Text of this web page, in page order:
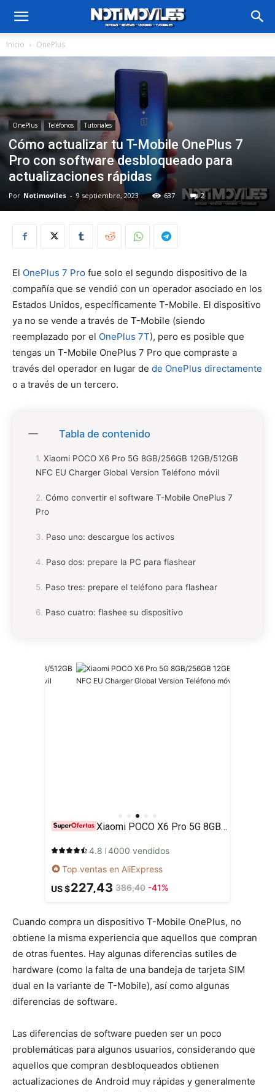
Inicio OnePlus
OnePlus Teléfonos Tutoriales
Cómo actualizar tu T-Mobile OnePlus 7
Pro con software desbloqueado para
actualizaciones rápidas
Por Notimoviles - 9 septiembre, 2023 637 2
El OnePlus 7 Pro fue solo el segundo dispositivo de la
compañía que se vendió con un operador asociado en los
Estados Unidos, específicamente T-Mobile. El dispositivo
ya no se vende a través de T-Mobile (siendo
reemplazado por el OnePlus 7T), pero es posible que
tengas un T-Mobile OnePlus 7 Pro que compraste a
través del operador en lugar de de OnePlus directamente
o a través de un tercero.
Tabla de contenido
Xiaomi POCO X6 Pro 5G 8GB/256GB 12GB/512GB
NFC EU Charger Global Version Teléfono móvil
Cómo convertir el software T-Mobile OnePlus 7
Pro
Paso uno: descargue los activos
Paso dos: prepare la PC para flashear
Paso tres: prepare el teléfono para flashear
Paso cuatro: flashee su dispositivo
Xiaomi POCO X6 Pro 5G 8GB/256GB 12GB/512GB NFC EU Charger Global Version Teléfono móvil
4.8 4000 vendidos
Top ventas en AliExpress
US $227,43 386,40 -41%
Cuando compra un dispositivo T-Mobile OnePlus, no
obtiene la misma experiencia que aquellos que compran
de otras fuentes. Hay algunas diferencias sutiles de
hardware (como la falta de una bandeja de tarjeta SIM
dual en la variante de T-Mobile), así como algunas
diferencias de software.
Las diferencias de software pueden ser un poco
problemáticas para algunos usuarios, considerando que
aquellos que compran desbloqueados obtienen
actualizaciones de Android muy rápidas y generalmente